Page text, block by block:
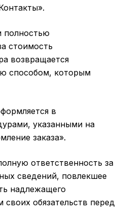
.
полностью
стоимость
возвращается
способом, которым
в
указанными на
заказа».
ответственность за
сведений, повлекшее
надлежащего
обязательств перед